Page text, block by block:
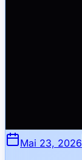
Mai 23, 2026